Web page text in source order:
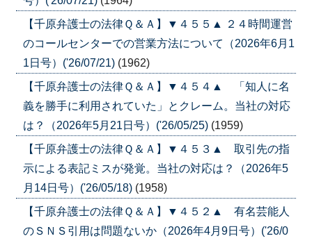
【千原弁護士の法律Ｑ＆Ａ】▼４５５▲ ２４時間運営
のコールセンターでの営業方法について（2026年6月1
1日号）('26/07/21) (1962)
【千原弁護士の法律Ｑ＆Ａ】▼４５４▲ 「知人に名
義を勝手に利用されていた」とクレーム。当社の対応
は？（2026年5月21日号）('26/05/25) (1959)
【千原弁護士の法律Ｑ＆Ａ】▼４５３▲ 取引先の指
示による表記ミスが発覚。当社の対応は？（2026年5
月14日号）('26/05/18) (1958)
【千原弁護士の法律Ｑ＆Ａ】▼４５２▲ 有名芸能人
のＳＮＳ引用は問題ないか（2026年4月9日号）('26/0